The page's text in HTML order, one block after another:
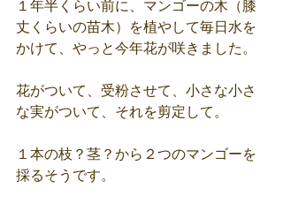
１年半くらい前に、マンゴーの木（膝
丈くらいの苗木）を植やして毎日水を
かけて、やっと今年花が咲きました。
花がついて、受粉させて、小さな小さ
な実がついて、それを剪定して。
１本の枝？茎？から２つのマンゴーを
採るそうです。